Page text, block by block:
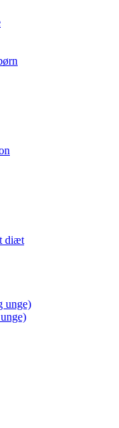
diæt
unge)